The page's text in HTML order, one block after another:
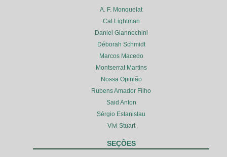
A. F. Monquelat
Cal Lightman
Daniel Giannechini
Déborah Schmidt
Marcos Macedo
Montserrat Martins
Nossa Opinião
Rubens Amador Filho
Said Anton
Sérgio Estanislau
Vivi Stuart
SEÇÕES